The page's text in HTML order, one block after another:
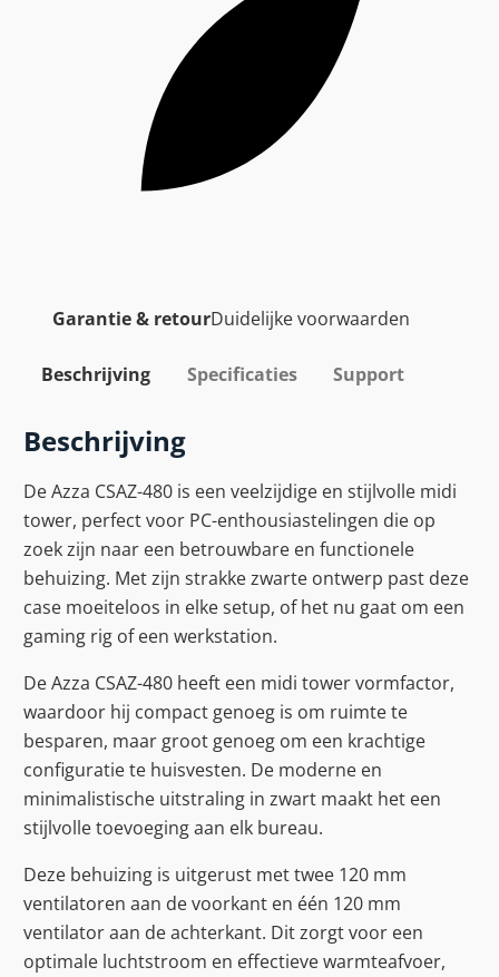
Garantie & retourDuidelijke voorwaarden
Beschrijving Specificaties Support
Beschrijving
De Azza CSAZ-480 is een veelzijdige en stijlvolle midi
tower, perfect voor PC-enthousiastelingen die op
zoek zijn naar een betrouwbare en functionele
behuizing. Met zijn strakke zwarte ontwerp past deze
case moeiteloos in elke setup, of het nu gaat om een
gaming rig of een werkstation.
De Azza CSAZ-480 heeft een midi tower vormfactor,
waardoor hij compact genoeg is om ruimte te
besparen, maar groot genoeg om een krachtige
configuratie te huisvesten. De moderne en
minimalistische uitstraling in zwart maakt het een
stijlvolle toevoeging aan elk bureau.
Deze behuizing is uitgerust met twee 120 mm
ventilatoren aan de voorkant en één 120 mm
ventilator aan de achterkant. Dit zorgt voor een
optimale luchtstroom en effectieve warmteafvoer,